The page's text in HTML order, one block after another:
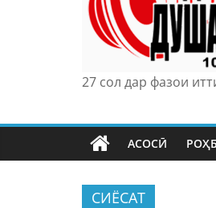
27 сол дар фазои
АСОСӢ
СИЁСАТ